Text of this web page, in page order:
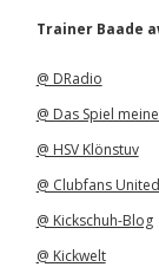
iTrainer Baade
@ DRadio
@ Das Spiel
@ HSV Klönstuv
@ Clubfans
@ Kickschuh-Blog
@ Kickwelt